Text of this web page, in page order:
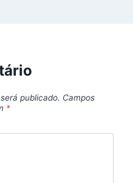
publicado. Campos
*